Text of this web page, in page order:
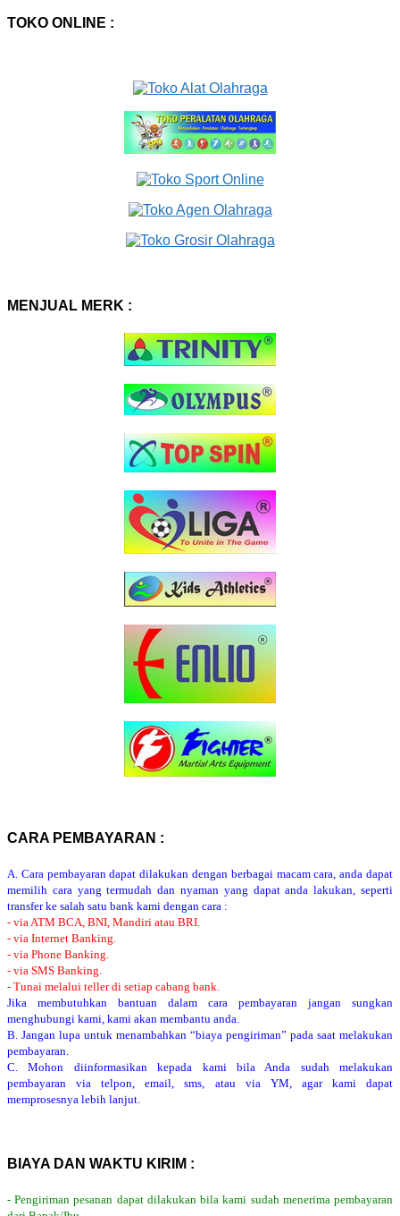
TOKO ONLINE :
MENJUAL MERK :
CARA PEMBAYARAN :
A. Cara pembayaran dapat dilakukan dengan berbagai macam cara, anda dapat
memilih cara yang termudah dan nyaman yang dapat anda lakukan, seperti
transfer ke salah satu bank kami dengan cara :
- via ATM BCA, BNI, Mandiri atau BRI.
- via Internet Banking.
- via Phone Banking.
- via SMS Banking.
- Tunai melalui teller di setiap cabang bank.
Jika membutuhkan bantuan dalam cara pembayaran jangan sungkan
menghubungi kami, kami akan membantu anda.
B. Jangan lupa untuk menambahkan “biaya pengiriman” pada saat melakukan
pembayaran.
C. Mohon diinformasikan kepada kami bila Anda sudah melakukan
pembayaran via telpon, email, sms, atau via YM, agar kami dapat
memprosesnya lebih lanjut.
BIAYA DAN WAKTU KIRIM :
- Pengiriman pesanan dapat dilakukan bila kami sudah menerima pembayaran